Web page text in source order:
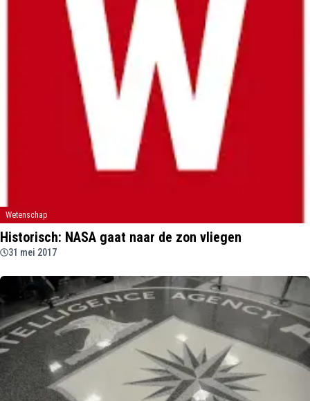
Wetenschap
Historisch: NASA gaat naar de zon vliegen
31 mei 2017